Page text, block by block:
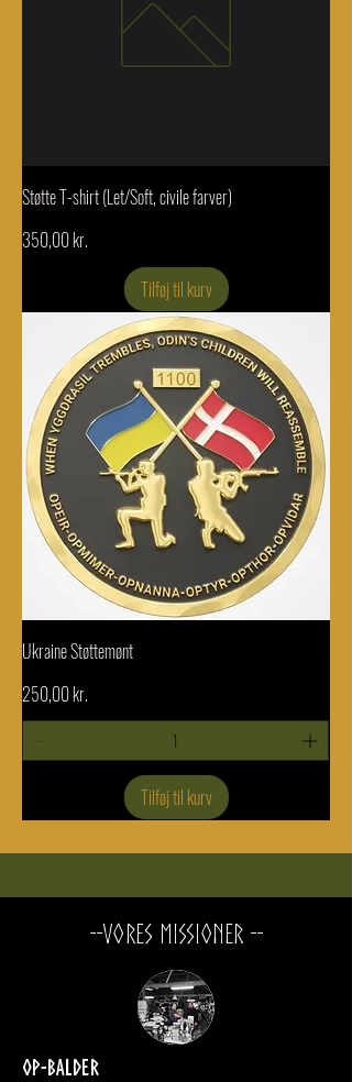
Støtte T-shirt (Let/Soft, civile farver)
Pris
350,00 kr.
Tilføj til kurv
Ukraine Støttemønt
Pris
250,00 kr.
Tilføj til kurv
--Vores Missioner --
Op-Balder